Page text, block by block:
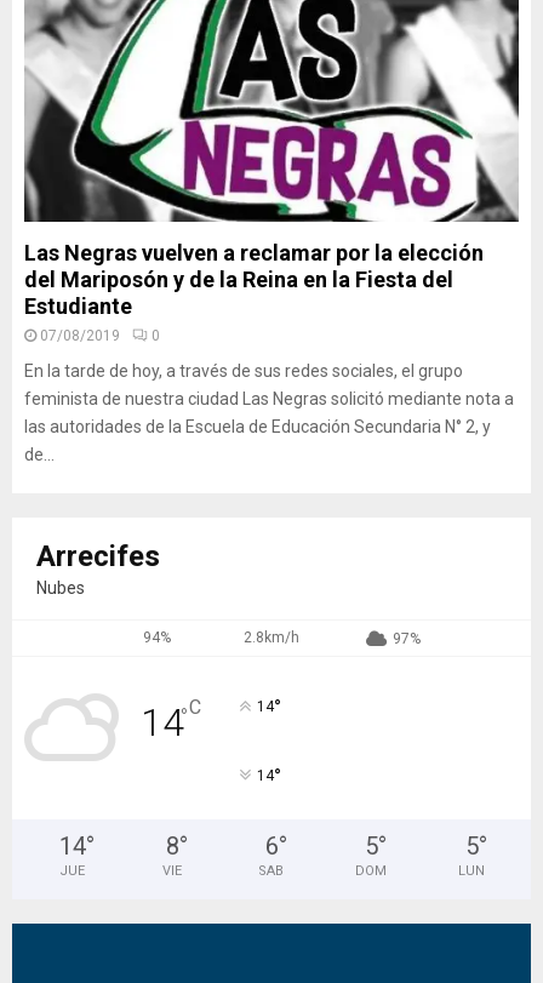
Las Negras vuelven a reclamar por la elección
del Mariposón y de la Reina en la Fiesta del
Estudiante
07/08/2019 0
En la tarde de hoy, a través de sus redes sociales, el grupo
feminista de nuestra ciudad Las Negras solicitó mediante nota a
las autoridades de la Escuela de Educación Secundaria N° 2, y
de...
Arrecifes
Nubes
94% 2.8km/h 97%
14°C 14°
14°
14°
JUE
8°
VIE
6°
SAB
5°
DOM
5°
LUN